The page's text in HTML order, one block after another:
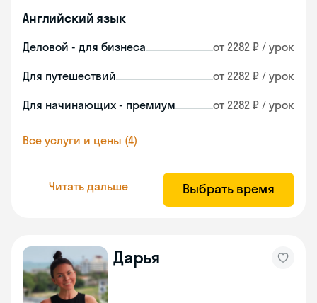
Английский язык
Деловой - для бизнеса от 2282 ₽ / урок
Для путешествий от 2282 ₽ / урок
Для начинающих - премиум от 2282 ₽ / урок
Все услуги и цены (4)
Читать дальше Выбрать время
Дарья